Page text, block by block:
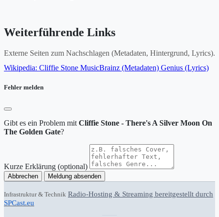
Weiterführende Links
Externe Seiten zum Nachschlagen (Metadaten, Hintergrund, Lyrics).
Wikipedia: Cliffie Stone MusicBrainz (Metadaten) Genius (Lyrics)
Fehler melden
Gibt es ein Problem mit Cliffie Stone - There's A Silver Moon On
The Golden Gate?
Kurze Erklärung (optional)
Abbrechen Meldung absenden
Infrastruktur & Technik Radio-Hosting & Streaming bereitgestellt durch
SPCast.eu